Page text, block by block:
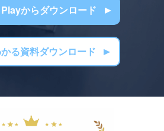
からダウンロード
る資料ダウンロード